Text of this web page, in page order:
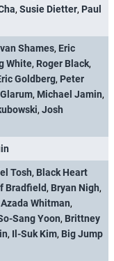
, Susie Dietter, Paul
Shames, Eric
White, Roger Black,
Goldberg, Peter
, Michael Jamin,
, Josh
Tosh, Black Heart
Bradfield, Bryan Nigh,
Whitman,
Sang Yoon, Brittney
, Il-Suk Kim, Big Jump